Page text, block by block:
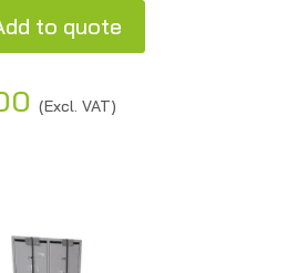
to quote
(Excl. VAT)